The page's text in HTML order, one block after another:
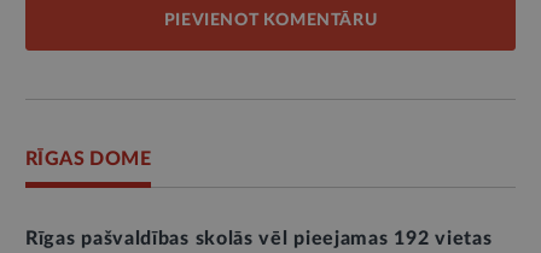
PIEVIENOT KOMENTĀRU
RĪGAS DOME
Rīgas pašvaldības skolās vēl pieejamas 192 vietas